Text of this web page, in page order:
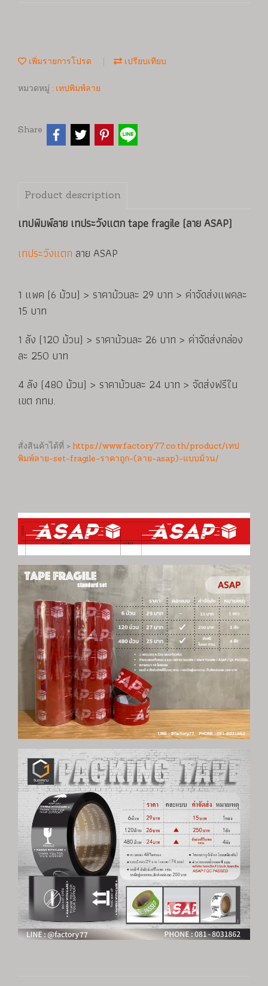
เพิ่มรายการโปรด เปรียบเทียบ
หมวดหมู่ : เทปพิมพ์ลาย
Share
Product description
เทปพิมพ์ลาย เทประวังแตก tape fragile (ลาย ASAP)
เทประวังแตก ลาย ASAP
1 แพค (6 ม้วน) > ราคาม้วนละ 29 บาท > ค่าจัดส่งแพคละ
15 บาท
1 ลัง (120 ม้วน) > ราคาม้วนละ 26 บาท > ค่าจัดส่งกล่อง
ละ 250 บาท
4 ลัง (480 ม้วน) > ราคาม้วนละ 24 บาท > จัดส่งฟรีใน
เขต กทม.
สั่งสินค้าได้ที่ > https://www.factory77.co.th/product/เทป
พิมพ์ลาย-set-fragile-ราคาถูก-(ลาย-asap)-แบบม้วน/